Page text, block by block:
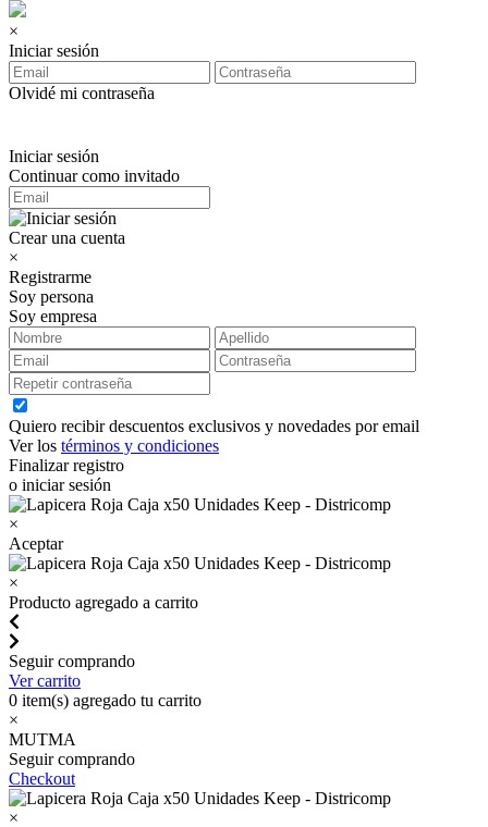
×
Iniciar sesión
Olvidé mi contraseña
Iniciar sesión
Continuar como invitado
Crear una cuenta
×
Registrarme
Soy persona
Soy empresa
Quiero recibir descuentos exclusivos y novedades por email
Ver los términos y condiciones
Finalizar registro
o iniciar sesión
×
Aceptar
×
Producto agregado a carrito
Seguir comprando
Ver carrito
0 item(s) agregado tu carrito
×
MUTMA
Seguir comprando
Checkout
×